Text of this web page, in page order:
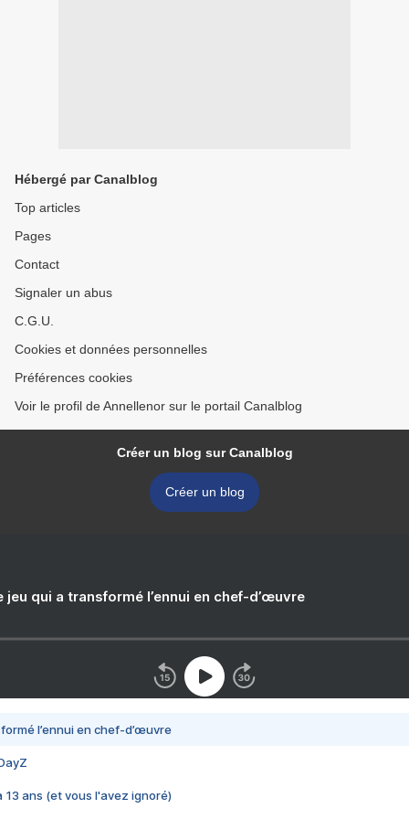
Hébergé par Canalblog
Top articles
Pages
Contact
Signaler un abus
C.G.U.
Cookies et données personnelles
Préférences cookies
Voir le profil de Annellenor sur le portail Canalblog
Créer un blog sur Canalblog
Créer un blog
jeu qui a transformé l’ennui en chef-d’œuvre
l’ennui en chef-d’œuvre
13 ans (et vous l'avez ignoré)